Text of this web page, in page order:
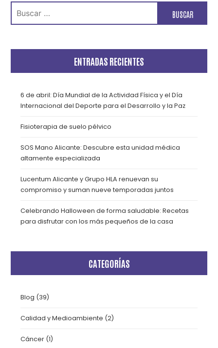
Buscar:
ENTRADAS RECIENTES
6 de abril: Día Mundial de la Actividad Física y el Día
Internacional del Deporte para el Desarrollo y la Paz
Fisioterapia de suelo pélvico
SOS Mano Alicante: Descubre esta unidad médica
altamente especializada
Lucentum Alicante y Grupo HLA renuevan su
compromiso y suman nueve temporadas juntos
Celebrando Halloween de forma saludable: Recetas
para disfrutar con los más pequeños de la casa
CATEGORÍAS
Blog (39)
Calidad y Medioambiente (2)
Cáncer (1)